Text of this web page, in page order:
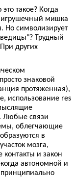
такое? Когда
игрушечный мишка
Но символизирует
Трудный
других
знаковой
протяженная),
использование res
Любые связи
облегчающие
в
мозга,
и закон
автономной и